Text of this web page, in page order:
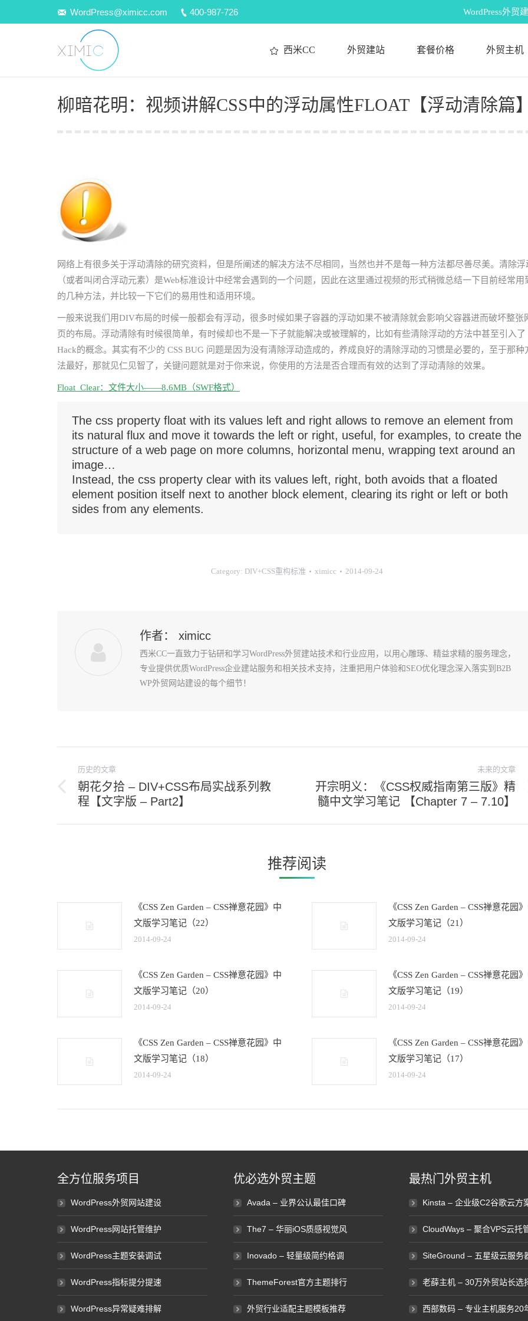
WordPress@ximicc.com 400-987-726
WordPress外贸
西米CC 外贸建站 套餐价格 外贸主机
柳暗花明：视频讲解CSS中的浮动属性FLOAT【浮动清除篇】
网络上有很多关于浮动清除的研究资料，但是所阐述的解决方法不尽相同，当然也并不是每一种方法都尽善尽美。清除浮
（或者叫闭合浮动元素）是Web标准设计中经常会遇到的一个问题，因此在这里通过视频的形式稍微总结一下目前经常用
的几种方法，并比较一下它们的易用性和适用环境。
一般来说我们用DIV布局的时候一般都会有浮动，很多时候如果子容器的浮动如果不被清除就会影响父容器进而破坏整张
页的布局。浮动清除有时候很简单，有时候却也不是一下子就能解决或被理解的，比如有些清除浮动的方法中甚至引入了
Hack的概念。其实有不少的 CSS BUG 问题是因为没有清除浮动造成的，养成良好的清除浮动的习惯是必要的，至于那种
法最好，那就见仁见智了，关键问题就是对于你来说，你使用的方法是否合理而有效的达到了浮动清除的效果。
Float_Clear：文件大小——8.6MB（SWF格式）
The css property float with its values left and right allows to remove an element from
its natural flux and move it towards the left or right, useful, for examples, to create the
structure of a web page on more columns, horizontal menu, wrapping text around an
image…
Instead, the css property clear with its values left, right, both avoids that a floated
element position itself next to another block element, clearing its right or left or both
sides from any elements.
Category: DIV+CSS重构标准 ximicc 2014-09-24
作者： ximicc
西米CC一直致力于钻研和学习WordPress外贸建站技术和行业应用，以用心雕琢、精益求精的服务理念，
专业提供优质WordPress企业建站服务和相关技术支持，注重把用户体验和SEO优化理念深入落实到B2B
WP外贸网站建设的每个细节！
导
历史的文章
历
史
的
朝花夕拾 – DIV+CSS布局实战系列教
程【文字版 – Part2】
未来的文章
未
来
的
章：
开宗明义：《CSS权威指南第三版》精
髓中文学习笔记 【Chapter 7 – 7.10】
推荐阅读
《CSS Zen Garden – CSS禅意花园》中
文版学习笔记（22）
2014-09-24
《CSS Zen Garden – CSS禅意花园
文版学习笔记（21）
2014-09-24
《CSS Zen Garden – CSS禅意花园》中
文版学习笔记（20）
2014-09-24
《CSS Zen Garden – CSS禅意花园
文版学习笔记（19）
2014-09-24
《CSS Zen Garden – CSS禅意花园》中
文版学习笔记（18）
2014-09-24
《CSS Zen Garden – CSS禅意花园
文版学习笔记（17）
2014-09-24
全方位服务项目
WordPress外贸网站建设
WordPress网站托管维护
WordPress主题安装调试
WordPress指标提分提速
WordPress异常疑难排解
优必选外贸主题
Avada – 业界公认最佳口碑
The7 – 华丽iOS质感视觉风
Inovado – 轻量级简约格调
ThemeForest官方主题排行
外贸行业适配主题模板推荐
最热门外贸主机
Kinsta – 企业级C2谷歌云方
CloudWays – 聚合VPS云托
SiteGround – 五星级云服务
老薛主机 – 30万外贸站长选
西部数码 – 专业主机服务20